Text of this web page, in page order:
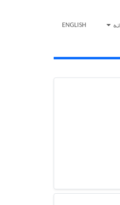
ENGLISH